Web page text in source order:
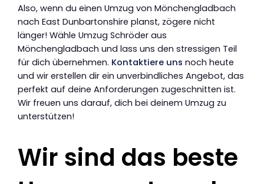
Also, wenn du einen Umzug von Mönchengladbach
nach East Dunbartonshire planst, zögere nicht
länger! Wähle Umzug Schröder aus
Mönchengladbach und lass uns den stressigen Teil
für dich übernehmen. Kontaktiere uns noch heute
und wir erstellen dir ein unverbindliches Angebot, das
perfekt auf deine Anforderungen zugeschnitten ist.
Wir freuen uns darauf, dich bei deinem Umzug zu
unterstützen!
Wir sind das beste